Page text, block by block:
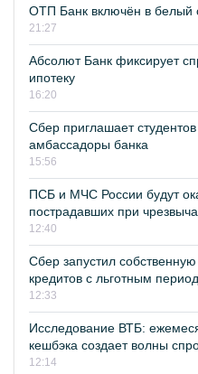
ОТП Банк включён в
21:27
Абсолют Банк фиксирует
ипотеку
16:20
Сбер приглашает
амбассадоры банка
15:56
ПСБ и МЧС России будут
пострадавших при
12:40
Сбер запустил
кредитов с льготным
12:33
Исследование ВТБ:
кешбэка создает волны
12:14